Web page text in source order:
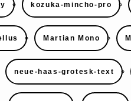
kozuka-mincho-pro
Martian Mono
neue-haas-grotesk-text